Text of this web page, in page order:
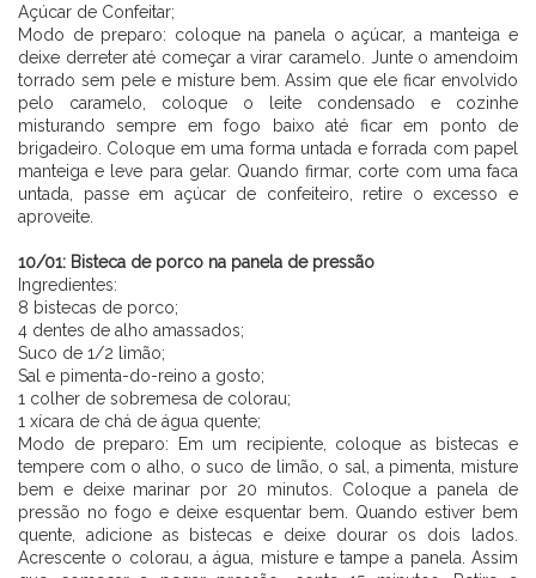
Açúcar de Confeitar;
Modo de preparo: coloque na panela o açúcar, a manteiga e
deixe derreter até começar a virar caramelo. Junte o amendoim
torrado sem pele e misture bem. Assim que ele ficar envolvido
pelo caramelo, coloque o leite condensado e cozinhe
misturando sempre em fogo baixo até ficar em ponto de
brigadeiro. Coloque em uma forma untada e forrada com papel
manteiga e leve para gelar. Quando firmar, corte com uma faca
untada, passe em açúcar de confeiteiro, retire o excesso e
aproveite.
10/01: Bisteca de porco na panela de pressão
Ingredientes:
8 bistecas de porco;
4 dentes de alho amassados;
Suco de 1/2 limão;
Sal e pimenta-do-reino a gosto;
1 colher de sobremesa de colorau;
1 xícara de chá de água quente;
Modo de preparo: Em um recipiente, coloque as bistecas e
tempere com o alho, o suco de limão, o sal, a pimenta, misture
bem e deixe marinar por 20 minutos. Coloque a panela de
pressão no fogo e deixe esquentar bem. Quando estiver bem
quente, adicione as bistecas e deixe dourar os dois lados.
Acrescente o colorau, a água, misture e tampe a panela. Assim